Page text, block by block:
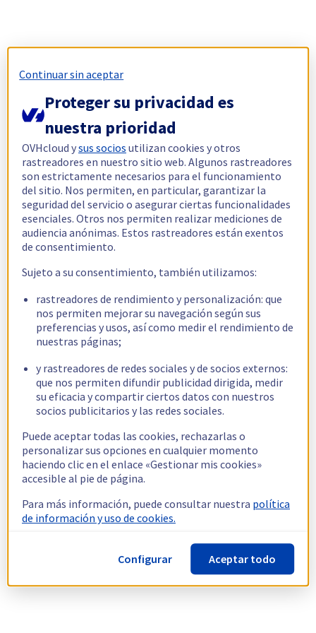
Continuar sin aceptar
Proteger su privacidad es
nuestra prioridad
OVHcloud ysus socios utilizan cookies y otros
rastreadores en nuestro sitio web. Algunos rastreadores
son estrictamente necesarios para el funcionamiento
del sitio. Nos permiten, en particular, garantizar la
seguridad del servicio o asegurar ciertas funcionalidades
esenciales. Otros nos permiten realizar mediciones de
audiencia anónimas. Estos rastreadores están exentos
de consentimiento.
Sujeto a su consentimiento, también utilizamos:
rastreadores de rendimiento y personalización: que
nos permiten mejorar su navegación según sus
preferencias y usos, así como medir el rendimiento de
nuestras páginas;
y rastreadores de redes sociales y de socios externos:
que nos permiten difundir publicidad dirigida, medir
su eficacia y compartir ciertos datos con nuestros
socios publicitarios y las redes sociales.
Puede aceptar todas las cookies, rechazarlas o
personalizar sus opciones en cualquier momento
haciendo clic en el enlace «Gestionar mis cookies»
accesible al pie de página.
Para más información, puede consultar nuestra política
de información y uso de cookies.
Configurar Aceptar todo